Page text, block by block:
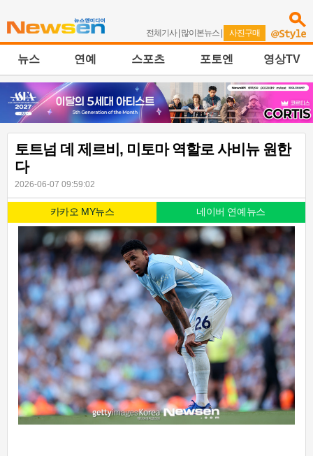
전체기사| 많이본뉴스 | 사진구매
뉴스 연예 스포츠 포토엔 영상TV
토트넘 데 제르비, 미토마 역할로 사비뉴 원한
다
2026-06-07 09:59:02
카카오 MY뉴스 네이버 연예뉴스